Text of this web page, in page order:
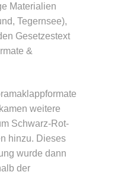
Materialien
Tegernsee),
Gesetzestext
&
weitere
Schwarz-Rot-
hinzu. Dieses
wurde dann
der